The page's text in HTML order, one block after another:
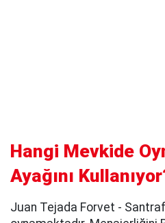
Hangi Mevkide
Ayağını
Juan Tejada Forvet -